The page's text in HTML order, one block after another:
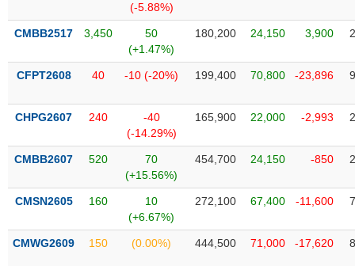
(-5.88%)
CMBB2517 3,450
50
(+1.47%)
180,200 24,150 3,900
CFPT2608 40 -10 (-20%) 199,400 70,800 -23,896
CHPG2607 240
-40
(-14.29%)
165,900 22,000 -2,993
CMBB2607 520
70
(+15.56%)
454,700 24,150 -850
CMSN2605 160
10
(+6.67%)
272,100 67,400 -11,600
CMWG2609 150 (0.00%) 444,500 71,000 -17,620
TIÊU
DÙNG
YẾU
CHĂM
SÓC
KHỎE